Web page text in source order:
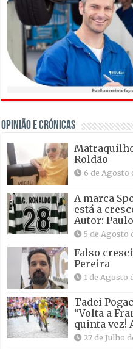
OPINIÃO E CRÓNICAS
Roldão
6 de Agosto
A marca
está a
Autor:
5 de Agosto
Falso
Pereira
1 de Agosto
Tadei
“Volta a
quinta vez!
27 de Julho